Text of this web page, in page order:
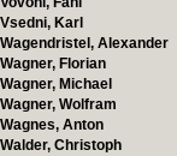
Vsedni, Karl
Wagendristel, Alexander
Wagner, Florian
Wagner, Michael
Wagner, Wolfram
Wagnes, Anton
Walder, Christoph